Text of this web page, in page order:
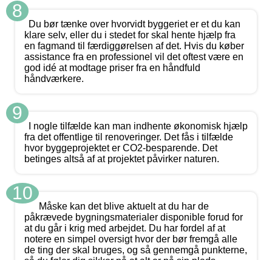
8
Du bør tænke over hvorvidt byggeriet er et du kan
klare selv, eller du i stedet for skal hente hjælp fra
en fagmand til færdiggørelsen af det. Hvis du køber
assistance fra en professionel vil det oftest være en
god idé at modtage priser fra en håndfuld
håndværkere.
9
I nogle tilfælde kan man indhente økonomisk hjælp
fra det offentlige til renoveringer. Det fås i tilfælde
hvor byggeprojektet er CO2-besparende. Det
betinges altså af at projektet påvirker naturen.
10
Måske kan det blive aktuelt at du har de
påkrævede bygningsmaterialer disponible forud for
at du går i krig med arbejdet. Du har fordel af at
notere en simpel oversigt hvor der bør fremgå alle
de ting der skal bruges, og så gennemgå punkterne,